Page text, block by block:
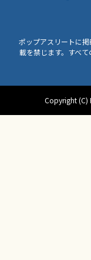
ポップアスリートに
載を禁じます。すべ
Copyright (C)